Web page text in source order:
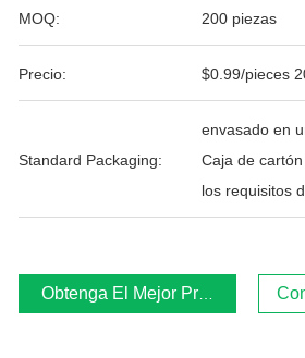
MOQ: 200 piezas
Precio: $0.99/pieces
Standard Packaging:
envasado en
Caja de
los requisitos
Obtenga El Mejor Precio